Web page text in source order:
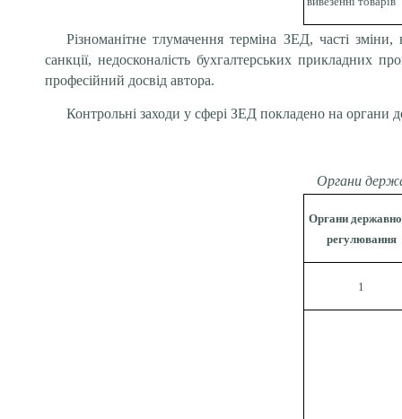
Різноманітне тлумачення терміна ЗЕД, часті
санкції, недосконалість бухгалтерських прикладних
професійний досвід автора.
Контрольні заходи у сфері ЗЕД покладено на органи
Органи
Органи
регулювання
1